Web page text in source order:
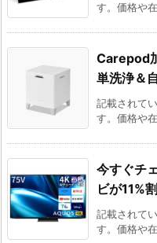
す。価格や
Carepod
単洗浄＆
記載されて
す。価格や
今すぐチ
ビが11%
記載されて
す。価格や